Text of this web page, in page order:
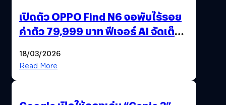
เปิดตัว OPPO Find N6 จอพับไร้รอย
ค่าตัว 79,999 บาท ฟีเจอร์ AI จัดเต็ม
18/03/2026
Read More